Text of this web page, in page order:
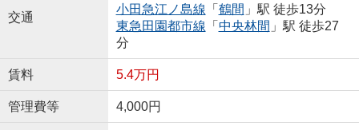
交通
小田急江ノ島線 「 鶴間 」駅 徒歩13分
東急田園都市線 「 中央林間 」駅 徒歩27
分
賃料 5.4万円
管理費等 4,000円